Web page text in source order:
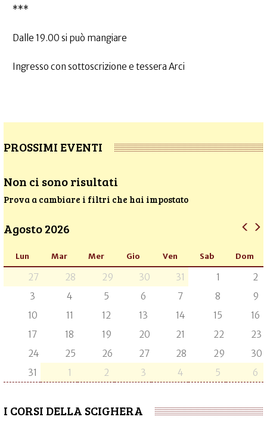
***
Dalle 19.00 si può mangiare
Ingresso con sottoscrizione e tessera Arci
PROSSIMI EVENTI
Non ci sono risultati
Prova a cambiare i filtri che hai impostato
Agosto 2026
Lun Mar Mer Gio Ven Sab Dom
27 28 29 30 31 1
2
3
4 5 6 7 8
9
10
11 12 13 14 15
16
17
18 19 20 21 22
23
24
25 26 27 28 29
30
31
1 2 3 4 5 6
I CORSI DELLA SCIGHERA